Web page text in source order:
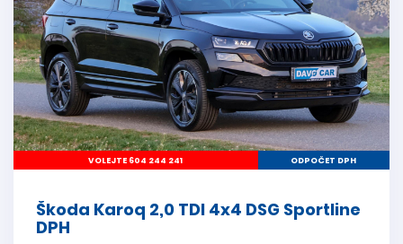
VOLEJTE 604 244 241 ODPOČET DPH
Škoda Karoq 2,0 TDI 4x4 DSG Sportline
DPH